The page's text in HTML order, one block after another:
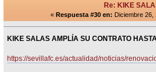
Re: KIKE
« Respuesta #30 en: Diciembre
KIKE SALAS AMPLÍA SU CONTRATO
https://sevillafc.es/actualidad/noticias/